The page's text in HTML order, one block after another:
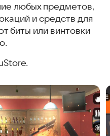
любых предметов,
и средств для
биты или винтовки